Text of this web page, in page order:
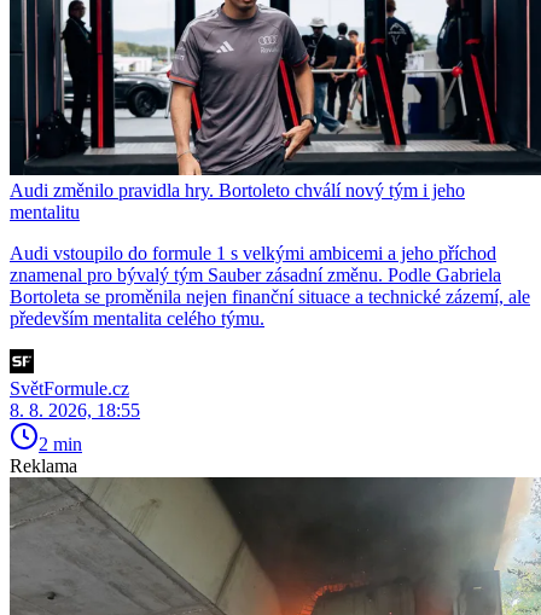
Audi změnilo pravidla hry. Bortoleto chválí nový tým i jeho
mentalitu
Audi vstoupilo do formule 1 s velkými ambicemi a jeho příchod
znamenal pro bývalý tým Sauber zásadní změnu. Podle Gabriela
Bortoleta se proměnila nejen finanční situace a technické zázemí, ale
především mentalita celého týmu.
SvětFormule.cz
8. 8. 2026, 18:55
2 min
Reklama